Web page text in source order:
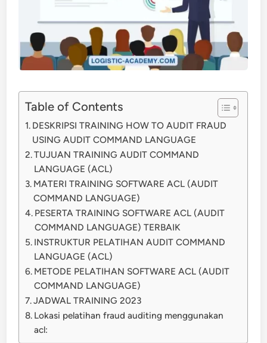
Table of Contents
DESKRIPSI TRAINING HOW TO AUDIT FRAUD
USING AUDIT COMMAND LANGUAGE
TUJUAN TRAINING AUDIT COMMAND
LANGUAGE (ACL)
MATERI TRAINING SOFTWARE ACL (AUDIT
COMMAND LANGUAGE)
PESERTA TRAINING SOFTWARE ACL (AUDIT
COMMAND LANGUAGE) TERBAIK
INSTRUKTUR PELATIHAN AUDIT COMMAND
LANGUAGE (ACL)
METODE PELATIHAN SOFTWARE ACL (AUDIT
COMMAND LANGUAGE)
JADWAL TRAINING 2023
Lokasi pelatihan fraud auditing menggunakan
acl: